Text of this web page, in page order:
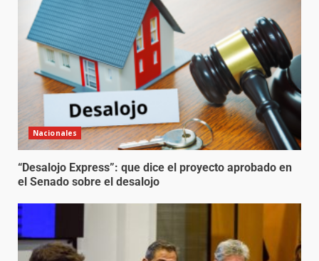
Nacionales
“Desalojo Express”: que dice el proyecto aprobado en
el Senado sobre el desalojo